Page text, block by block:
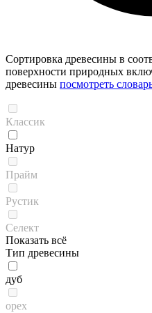
Сортировка древесины в
поверхности природных
древесины посмотреть
Классик
Натур
Прайм
Рустик
Селект
Показать всё
Тип древесины
дуб
орех